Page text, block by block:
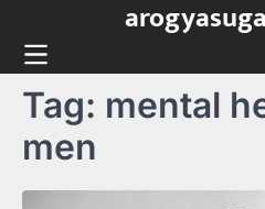
content
Tag: mental
men